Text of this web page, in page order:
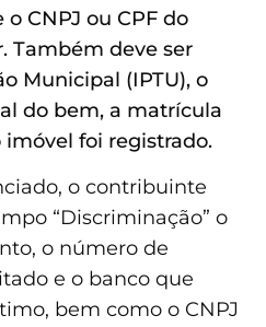
CNPJ ou CPF do
Também deve ser
Municipal (IPTU), o
do bem, a matrícula
foi registrado.
o contribuinte
“Discriminação” o
o número de
e o banco que
bem como o CNPJ